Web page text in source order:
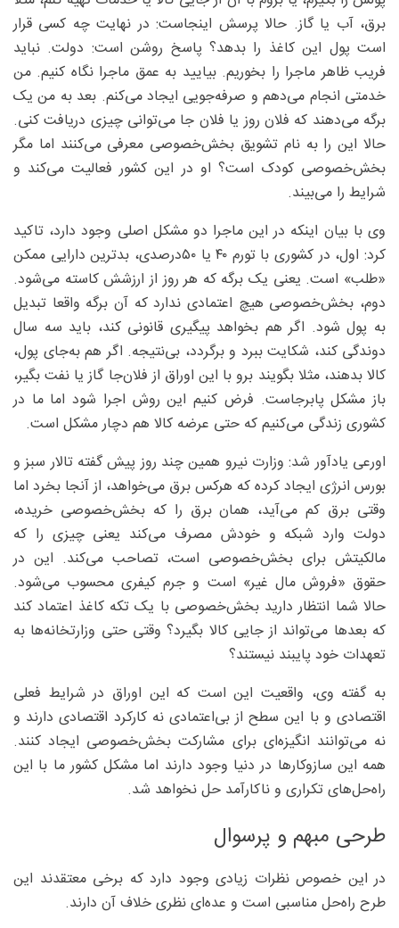
برق، آب یا گاز. حالا پرسش اینجاست: در نهایت چه کسی قرار
است پول این کاغذ را بدهد؟ پاسخ روشن است: دولت. نباید
فریب ظاهر ماجرا را بخوریم. بیایید به عمق ماجرا نگاه کنیم. من
خدمتی انجام می‌دهم و صرفه‌جویی ایجاد می‌کنم. بعد به من یک
برگه می‌دهند که فلان روز یا فلان جا می‌توانی چیزی دریافت کنی.
حالا این را به نام تشویق بخش‌خصوصی معرفی می‌کنند اما مگر
بخش‌خصوصی کودک است؟ او در این کشور فعالیت می‌کند و
شرایط را می‌بیند.
وی با بیان اینکه در این ماجرا دو مشکل اصلی وجود دارد، تاکید
کرد: اول، در کشوری با تورم ۴۰ یا ۵۰درصدی، بدترین دارایی ممکن
«طلب» است. یعنی یک برگه که هر روز از ارزشش کاسته می‌شود.
دوم، بخش‌خصوصی هیچ اعتمادی ندارد که آن برگه واقعا تبدیل
به پول شود. اگر هم بخواهد پیگیری قانونی کند، باید سه سال
دوندگی کند، شکایت ببرد و برگردد، بی‌نتیجه. اگر هم به‌جای پول،
کالا بدهند، مثلا بگویند برو با این اوراق از فلان‌جا گاز یا نفت بگیر،
باز مشکل پابرجاست. فرض کنیم این روش اجرا شود اما ما در
کشوری زندگی می‌کنیم که حتی عرضه کالا هم دچار مشکل است.
اورعی یادآور شد: وزارت نیرو همین چند روز پیش گفته تالار سبز و
بورس انرژی ایجاد کرده که هرکس برق می‌خواهد، از آنجا بخرد اما
وقتی برق کم می‌آید، همان برق را که بخش‌خصوصی خریده،
دولت وارد شبکه و خودش مصرف می‌کند یعنی چیزی را که
مالکیتش برای بخش‌خصوصی‌ است، تصاحب می‌کند. این در
حقوق «فروش مال غیر» است و جرم کیفری محسوب می‌شود.
حالا شما انتظار دارید بخش‌خصوصی با یک تکه کاغذ اعتماد کند
که بعدها می‌تواند از جایی کالا بگیرد؟ وقتی حتی وزارتخانه‌ها به
تعهدات خود پایبند نیستند؟
به گفته وی، واقعیت این است که این اوراق در شرایط فعلی
اقتصادی و با این سطح از بی‌اعتمادی نه کارکرد اقتصادی دارند و
نه می‌توانند انگیزه‌ای برای مشارکت بخش‌خصوصی ایجاد کنند.
همه این سازوکارها در دنیا وجود دارند اما مشکل کشور ما با این
راه‌حل‌های تکراری و ناکارآمد حل نخواهد شد.
طرحی مبهم و پرسوال
در این خصوص نظرات زیادی وجود دارد که برخی معتقدند این
طرح راه‌حل مناسبی است و عده‌ای نظری خلاف آن دارند.